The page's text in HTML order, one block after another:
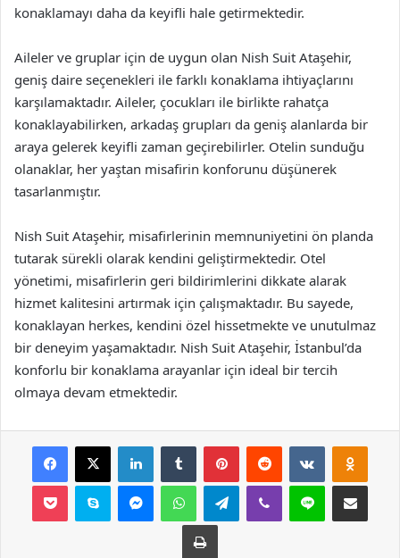
konaklamayı daha da keyifli hale getirmektedir.
Aileler ve gruplar için de uygun olan Nish Suit Ataşehir,
geniş daire seçenekleri ile farklı konaklama ihtiyaçlarını
karşılamaktadır. Aileler, çocukları ile birlikte rahatça
konaklayabilirken, arkadaş grupları da geniş alanlarda bir
araya gelerek keyifli zaman geçirebilirler. Otelin sunduğu
olanaklar, her yaştan misafirin konforunu düşünerek
tasarlanmıştır.
Nish Suit Ataşehir, misafirlerinin memnuniyetini ön planda
tutarak sürekli olarak kendini geliştirmektedir. Otel
yönetimi, misafirlerin geri bildirimlerini dikkate alarak
hizmet kalitesini artırmak için çalışmaktadır. Bu sayede,
konaklayan herkes, kendini özel hissetmekte ve unutulmaz
bir deneyim yaşamaktadır. Nish Suit Ataşehir, İstanbul’da
konforlu bir konaklama arayanlar için ideal bir tercih
olmaya devam etmektedir.
Facebook
X LinkedInTumblr PinterestReddit VKontakte
Pocket Skype MessengerWhatsAppTelegramViber Line E-Posta ile
Yazdır